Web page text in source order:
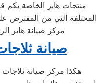
منتجات هاير الخاصة بكم
المختلفة التي من المفترض
مركز صيانة هاير الرسمى
صيانة
هكذا مركز صيانة